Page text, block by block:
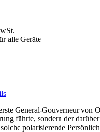
alle Geräte
General-Gouverneur von
führte, sondern der
polarisierende